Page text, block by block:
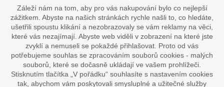
Doprava vaším oblíbeným dopravcem
Záleží nám na tom, aby pro vás nakupování bylo co nejlepší
zážitkem. Abyste na našich stránkách rychle našli to, co hledáte,
ušetřili spoustu klikání a nezobrazovaly se vám reklamy na věci,
které vás nezajímají. Abyste web viděli v zobrazení na které jste
zvyklí a nemuseli se pokaždé přihlašovat. Proto od vás
potřebujeme souhlas se zpracováním souborů cookies - malých
souborů, které se dočasně ukládají ve vašem prohlížeči.
Stisknutím tlačítka „V pořádku“ souhlasíte s nastavením cookies
tak, abychom vám poskytovali smysluplné a užitečné služby